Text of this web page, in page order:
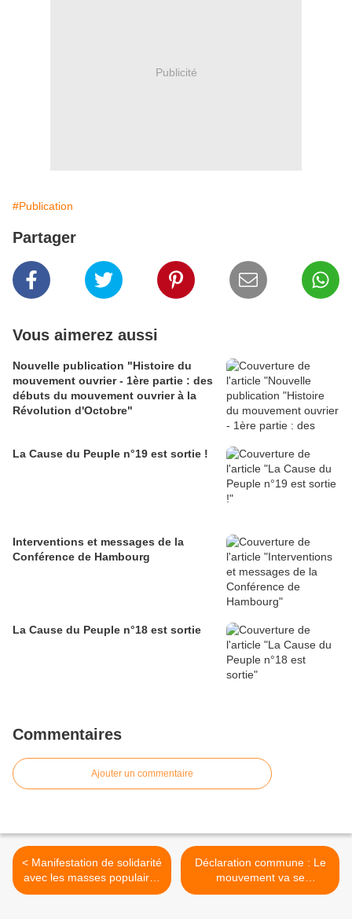
Publicité
#Publication
Partager
Vous aimerez aussi
Nouvelle publication "Histoire du
mouvement ouvrier - 1ère partie : des
débuts du mouvement ouvrier à la
Révolution d'Octobre"
La Cause du Peuple n°19 est sortie !
Interventions et messages de la
Conférence de Hambourg
La Cause du Peuple n°18 est sortie
Commentaires
Ajouter un commentaire
< Manifestation de solidarité
avec les masses populaires
en lutte en Egypte
Déclaration commune : Le
mouvement va se
poursuivre, la révolution va